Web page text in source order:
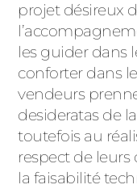
projet désireux
les guider dans
conforter dans
vendeurs
desideratas de
toutefois au
respect de
la faisabilité